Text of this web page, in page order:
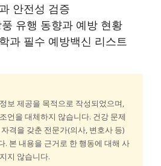
안전성 검증
유행 동향과 예방 현황
과 필수 예방백신 리스트
보 제공을 목적으로 작성되었으며,
언을 대체하지 않습니다. 건강 문제
격을 갖춘 전문가(의사, 변호사 등)
. 본 내용을 근거로 한 행동에 대해 사
지 않습니다.